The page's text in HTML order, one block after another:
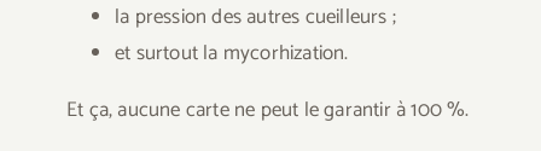
la pression des autres cueilleurs ;
et surtout la mycorhization.
Et ça, aucune carte ne peut le garantir à 100 %.